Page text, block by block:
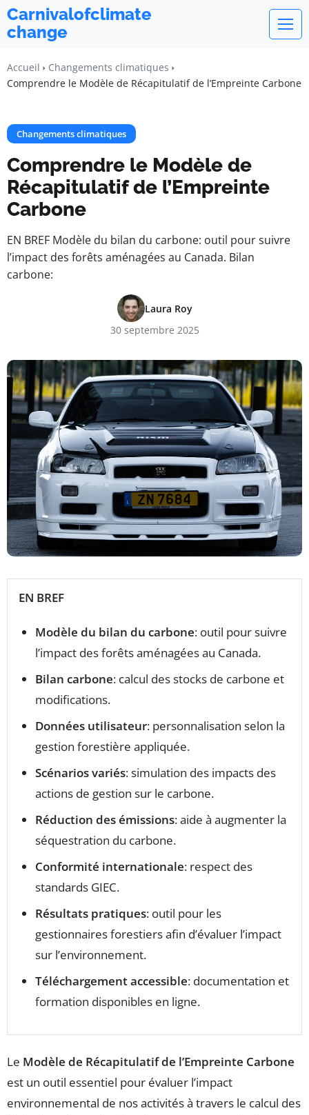
Carnivalofclimate
change
Accueil
Changements climatiques
Comprendre le Modèle de Récapitulatif de l’Empreinte Carbone
Changements climatiques
Comprendre le Modèle de
Récapitulatif de l’Empreinte
Carbone
EN BREF Modèle du bilan du carbone: outil pour suivre
l’impact des forêts aménagées au Canada. Bilan
carbone:
Laura Roy
30 septembre 2025
EN BREF
Modèle du bilan du carbone: outil pour suivre
l’impact des forêts aménagées au Canada.
Bilan carbone: calcul des stocks de carbone et
modifications.
Données utilisateur: personnalisation selon la
gestion forestière appliquée.
Scénarios variés: simulation des impacts des
actions de gestion sur le carbone.
Réduction des émissions: aide à augmenter la
séquestration du carbone.
Conformité internationale: respect des
standards GIEC.
Résultats pratiques: outil pour les
gestionnaires forestiers afin d’évaluer l’impact
sur l’environnement.
Téléchargement accessible: documentation et
formation disponibles en ligne.
Le Modèle de Récapitulatif de l’Empreinte Carbone
est un outil essentiel pour évaluer l’impact
environnemental de nos activités à travers le calcul des